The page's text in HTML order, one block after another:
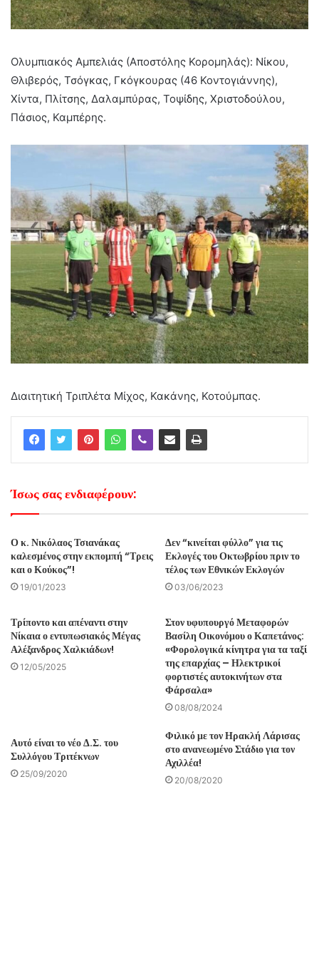
Ολυμπιακός Αμπελιάς (Αποστόλης Κορομηλάς): Νίκου,
Θλιβερός, Τσόγκας, Γκόγκουρας (46 Κοντογιάννης),
Χίντα, Πλίτσης, Δαλαμπύρας, Τοψίδης, Χριστοδούλου,
Πάσιος, Καμπέρης.
Διαιτητική Τριπλέτα Μίχος, Κακάνης, Κοτούμπας.
Ίσως σας ενδιαφέρουν:
Ο κ. Νικόλαος Τσιανάκας
καλεσμένος στην εκπομπή “Τρεις
και ο Κούκος”!
19/01/2023
Δεν “κινείται φύλλο” για τις
Εκλογές του Οκτωβρίου πριν το
τέλος των Εθνικών Εκλογών
03/06/2023
Τρίποντο και απέναντι στην
Νίκαια ο εντυπωσιακός Μέγας
Αλέξανδρος Χαλκιάδων!
12/05/2025
Στον υφυπουργό Μεταφορών
Βασίλη Οικονόμου ο Καπετάνος:
«Φορολογικά κίνητρα για τα ταξί
της επαρχίας – Ηλεκτρικοί
φορτιστές αυτοκινήτων στα
Φάρσαλα»
08/08/2024
Αυτό είναι το νέο Δ.Σ. του
Συλλόγου Τριτέκνων
25/09/2020
Φιλικό με τον Ηρακλή Λάρισας
στο ανανεωμένο Στάδιο για τον
Αχιλλέα!
20/08/2020